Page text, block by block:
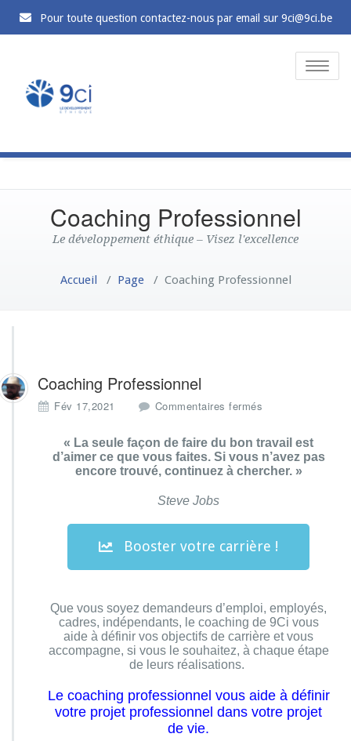
Pour toute question contactez-nous par email sur 9ci@9ci.be
Toggle
Coaching Professionnel
Le développement éthique – Visez l'excellence
Accueil / Page/ Coaching Professionnel
Coaching Professionnel
Fév 17,2021 Commentaires fermés
« La seule façon de faire du bon travail est
d’aimer ce que vous faites. Si vous n’avez pas
encore trouvé, continuez à chercher. »
Steve Jobs
Booster votre carrière !
Que vous soyez demandeurs d’emploi, employés,
cadres, indépendants, le coaching de 9Ci vous
aide à définir vos objectifs de carrière et vous
accompagne, si vous le souhaitez, à chaque étape
de leurs réalisations.
Le coaching professionnel vous aide à définir
votre projet professionnel dans votre projet
de vie.